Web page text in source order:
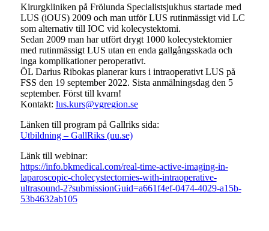
Kirurgkliniken på Frölunda Specialistsjukhus startade med
LUS (iOUS) 2009 och man utför LUS rutinmässigt vid LC
som alternativ till IOC vid kolecystektomi.
Sedan 2009 man har utfört drygt 1000 kolecystektomier
med rutinmässigt LUS utan en enda gallgångsskada och
inga komplikationer peroperativt.
ÖL Darius Ribokas planerar kurs i intraoperativt LUS på
FSS den 19 september 2022. Sista anmälningsdag den 5
september. Först till kvarn!
Kontakt: lus.kurs@vgregion.se
Länken till program på Gallriks sida:
Utbildning – GallRiks (uu.se)
Länk till webinar:
https://info.bkmedical.com/real-time-active-imaging-in-
laparoscopic-cholecystectomies-with-intraoperative-
ultrasound-2?submissionGuid=a661f4ef-0474-4029-a15b-
53b4632ab105